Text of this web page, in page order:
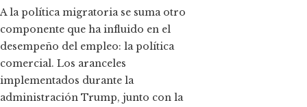
A la política migratoria se suma otro
componente que ha influido en el
desempeño del empleo: la política
comercial. Los aranceles
implementados durante la
administración Trump, junto con la